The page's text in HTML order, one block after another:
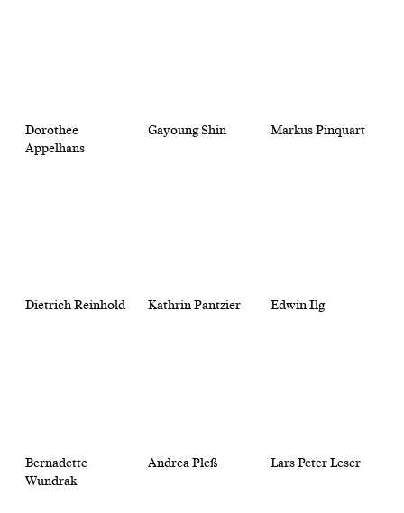
Dorothee
Appelhans
Gayoung Shin Markus Pinquart
Dietrich Reinhold Kathrin Pantzier Edwin Ilg
Bernadette
Wundrak
Andrea Pleß Lars Peter Leser